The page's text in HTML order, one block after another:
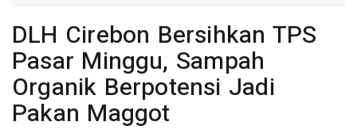
DLH Cirebon Bersihkan TPS
Pasar Minggu, Sampah
Organik Berpotensi Jadi
Pakan Maggot